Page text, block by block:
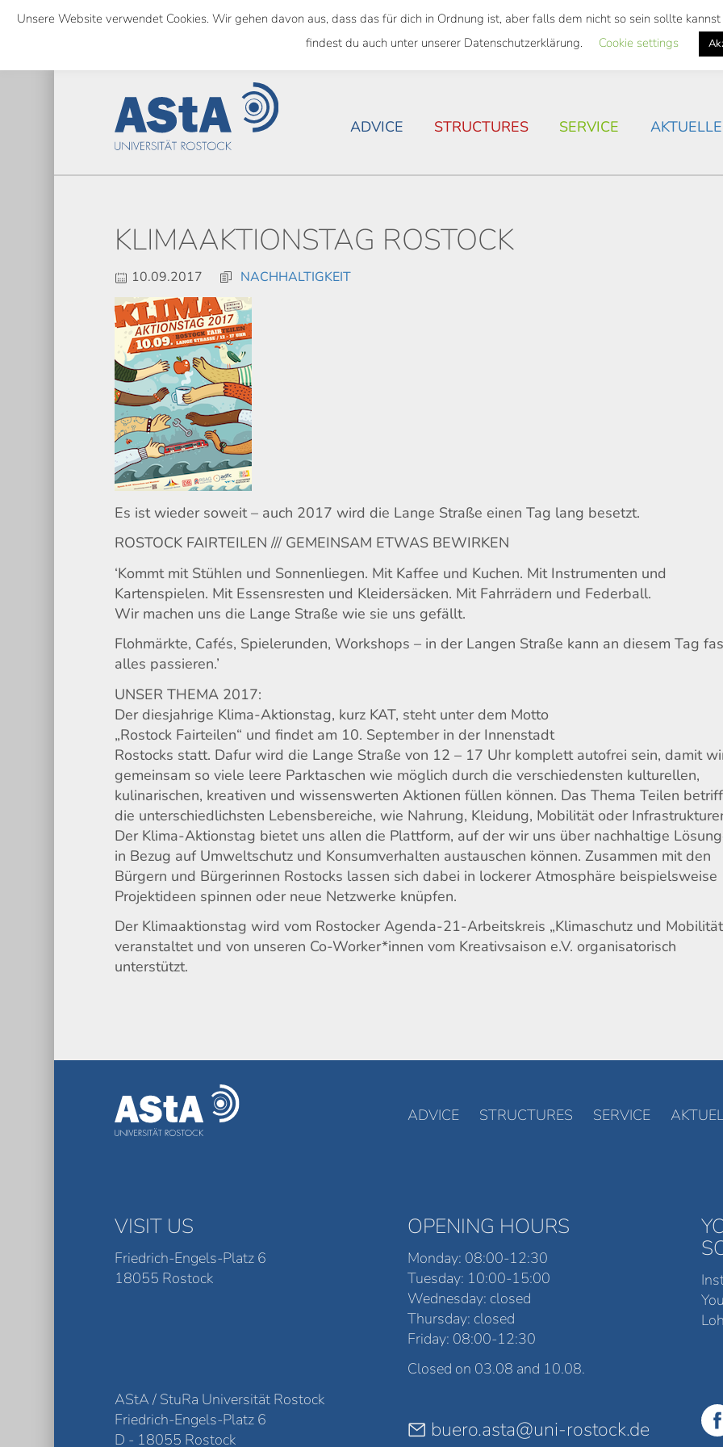
Skip
content
NATIONWIDE SEMESTER TICKET HOUSING SITUATION IN
ADVICE STRUCTURES SERVICE
KLIMAAKTIONSTAG ROSTOCK
10.09.2017 NACHHALTIGKEIT
Es ist wieder soweit – auch 2017 wird die Lange Straße einen Tag lang besetzt.
ROSTOCK FAIRTEILEN /// GEMEINSAM ETWAS BEWIRKEN
‘Kommt mit Stühlen und Sonnenliegen. Mit Kaffee und Kuchen. Mit Instrumenten und
Kartenspielen. Mit Essensresten und Kleidersäcken. Mit Fahrrädern und Federball.
Wir machen uns die Lange Straße wie sie uns gefällt.
Flohmärkte, Cafés, Spielerunden, Workshops – in der Langen Straße kann an diesem Tag
alles passieren.’
UNSER THEMA 2017:
Der diesjahrige Klima-Aktionstag, kurz KAT, steht unter dem Motto
„Rostock Fairteilen“ und findet am 10. September in der Innenstadt
Rostocks statt. Dafur wird die Lange Straße von 12 – 17 Uhr komplett autofrei sein, damit
gemeinsam so viele leere Parktaschen wie möglich durch die verschiedensten kulturellen,
kulinarischen, kreativen und wissenswerten Aktionen füllen können. Das Thema Teilen
die unterschiedlichsten Lebensbereiche, wie Nahrung, Kleidung, Mobilität oder
Der Klima-Aktionstag bietet uns allen die Plattform, auf der wir uns über nachhaltige
in Bezug auf Umweltschutz und Konsumverhalten austauschen können. Zusammen mit den
Bürgern und Bürgerinnen Rostocks lassen sich dabei in lockerer Atmosphäre beispielsweise
Projektideen spinnen oder neue Netzwerke knüpfen.
Der Klimaaktionstag wird vom Rostocker Agenda-21-Arbeitskreis „Klimaschutz und
veranstaltet und von unseren Co-Worker*innen vom Kreativsaison e.V. organisatorisch
unterstützt.
ADVICE STRUCTURES SERVICE
VISIT US
Friedrich-Engels-Platz 6
18055 Rostock
OPENING HOURS
Monday: 08:00-12:30
Tuesday: 10:00-15:00
Wednesday: closed
Thursday: closed
Friday: 08:00-12:30
Closed on 03.08 and 10.08.
AStA / StuRa Universität Rostock
Friedrich-Engels-Platz 6
D - 18055 Rostock
buero.asta@uni-rostock.de
Unsere Website verwendet Cookies. Wir gehen davon aus, dass das für dich in Ordnung ist, aber falls dem nicht so sein sollte
findest du auch unter unserer Datenschutzerklärung.
Cookie settings